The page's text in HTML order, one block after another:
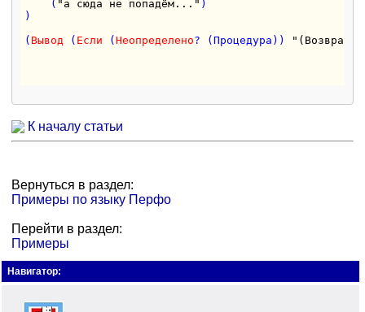
    (
"а сюда не попадём..." )
)
( Вывод ( Если (Неопределено? (Процедура)) "(Возврат)
К началу статьи
Вернуться в раздел:
Примеры по языку Перфо
Перейти в раздел:
Примеры
Навигатор: